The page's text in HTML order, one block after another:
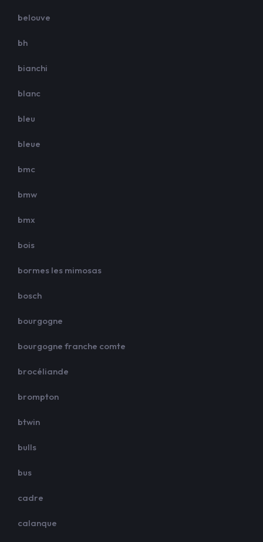
belouve
bh
bianchi
blanc
bleu
bleue
bmc
bmw
bmx
bois
bormes les mimosas
bosch
bourgogne
bourgogne franche comte
brocéliande
brompton
btwin
bulls
bus
cadre
calanque